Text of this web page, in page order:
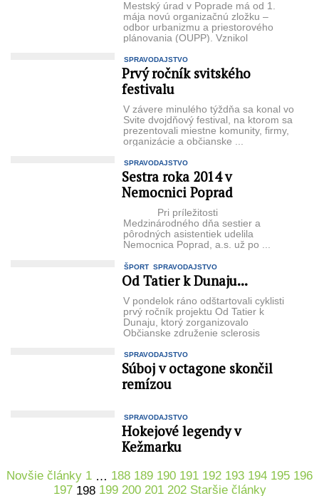
Mestský úrad v Poprade má od 1.
mája novú organizačnú zložku –
odbor urbanizmu a priestorového
plánovania (OUPP). Vznikol
SPRAVODAJSTVO
Prvý ročník svitského
festivalu
V závere minulého týždňa sa konal vo
Svite dvojdňový festival, na ktorom sa
prezen­tovali miestne komunity, fir­my,
organizácie a občianske ...
SPRAVODAJSTVO
Sestra roka 2014 v
Nemocnici Poprad
Pri príležitosti
Medzinárodného dňa sestier a
pôrodných asistentiek udelila
Nemocnica Po­prad, a.s. už po ...
ŠPORT SPRAVODAJSTVO
Od Tatier k Dunaju...
V pondelok ráno odštartovali cyklisti
prvý ročník projektu Od Tatier k
Dunaju, ktorý zorganizovalo
Občianske združenie sclerosis
SPRAVODAJSTVO
Súboj v octagone skončil
remízou
SPRAVODAJSTVO
Hokejové legendy v
Kežmarku
Novšie články 1 … 188 189 190 191 192 193 194 195 196
197 198 199 200 201 202 Staršie články